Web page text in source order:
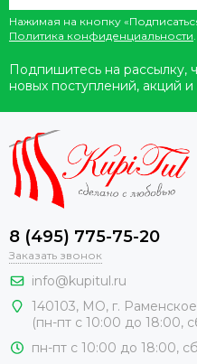
Нажимая на кнопку
Политика конфиденциальности
Подпишитесь на рассылку,
новых поступлений, акций и
8 (495) 775-75-20
Заказать звонок
info@kupitul.ru
140103, МО, г.
(пн-пт с 10:00 до 18:00,
пн-пт с 10:00 до 18:00,